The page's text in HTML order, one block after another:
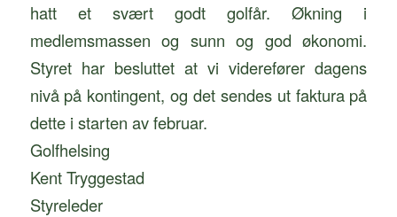
hatt et svært godt golfår. Økning i
medlemsmassen og sunn og god økonomi.
Styret har besluttet at vi viderefører dagens
nivå på kontingent, og det sendes ut faktura på
dette i starten av februar.
Golfhelsing
Kent Tryggestad
Styreleder